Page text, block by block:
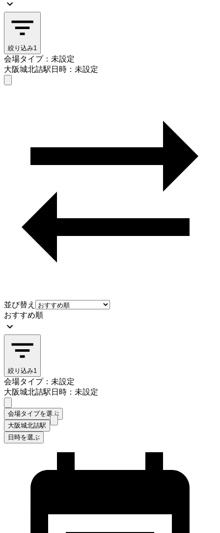
絞り込み1
会場タイプ：未設定
大阪城北詰駅日時：未設定
並び替え
おすすめ順
絞り込み1
会場タイプ：未設定
大阪城北詰駅日時：未設定
会場タイプを選ぶ
大阪城北詰駅
日時を選ぶ